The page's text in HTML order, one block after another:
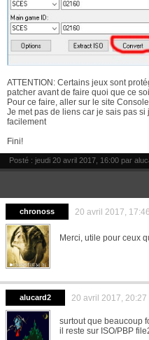
ATTENTION: Certains jeux sont
patcher avant de faire quoi que ce
Pour ce faire, aller sur le site
Je met pas de liens car je sais pas
facilement
Fini!
Posté : jeudi 20 avril 2017, 16:00 par
chronoss 20 avril 2017, 17:46
Merci, utile pour ceux
alucard2 20 avril 2017, 20:27
surtout que beaucoup
il reste sur ISO/PBP